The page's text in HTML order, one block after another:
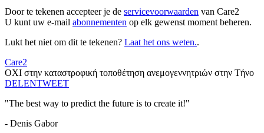
Door te tekenen accepteer je de servicevoorwaarden van Care2
U kunt uw e-mail abonnementen op elk gewenst moment beheren.
Lukt het niet om dit te tekenen? Laat het ons weten..
Care2
ΟΧΙ στην καταστροφική τοποθέτηση ανεμογεννητριών στην Τήνο
DELENTWEET
"The best way to predict the future is to create it!"
- Denis Gabor